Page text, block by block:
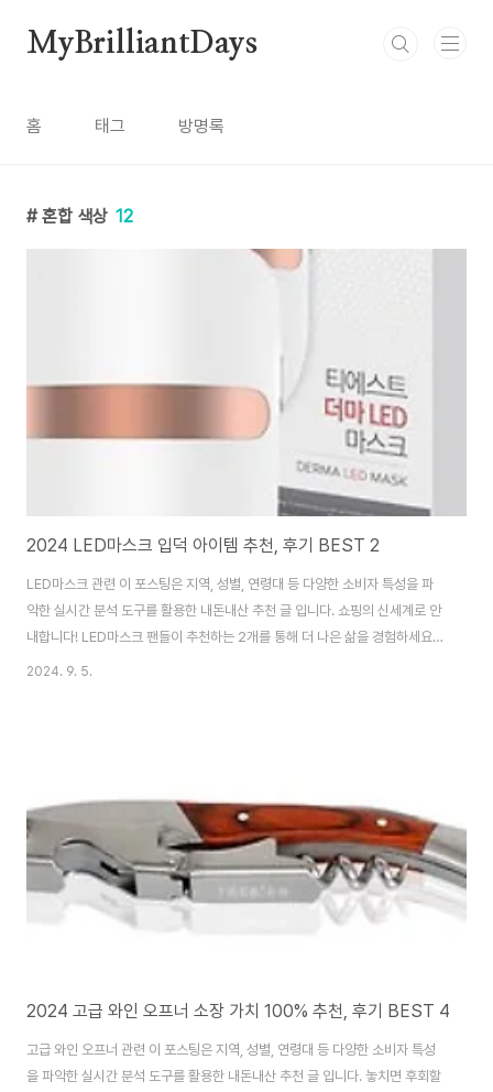
MyBrilliantDays
홈 태그 방명록
혼합 색상 12
2024 LED마스크 입덕 아이템 추천, 후기 BEST 2
LED마스크 관련 이 포스팅은 지역, 성별, 연령대 등 다양한 소비자 특성을 파
악한 실시간 분석 도구를 활용한 내돈내산 추천 글 입니다. 쇼핑의 신세계로 안
내합니다! LED마스크 팬들이 추천하는 2개를 통해 더 나은 삶을 경험하세요!
모두가 극찬한 그 제품들입니다. 이 기회를 놓치지 마세요! ⏳ 알뜰 쇼핑템 LED
2024. 9. 5.
2024 고급 와인 오프너 소장 가치 100% 추천, 후기 BEST 4
고급 와인 오프너 관련 이 포스팅은 지역, 성별, 연령대 등 다양한 소비자 특성
을 파악한 실시간 분석 도구를 활용한 내돈내산 추천 글 입니다. 놓치면 후회할